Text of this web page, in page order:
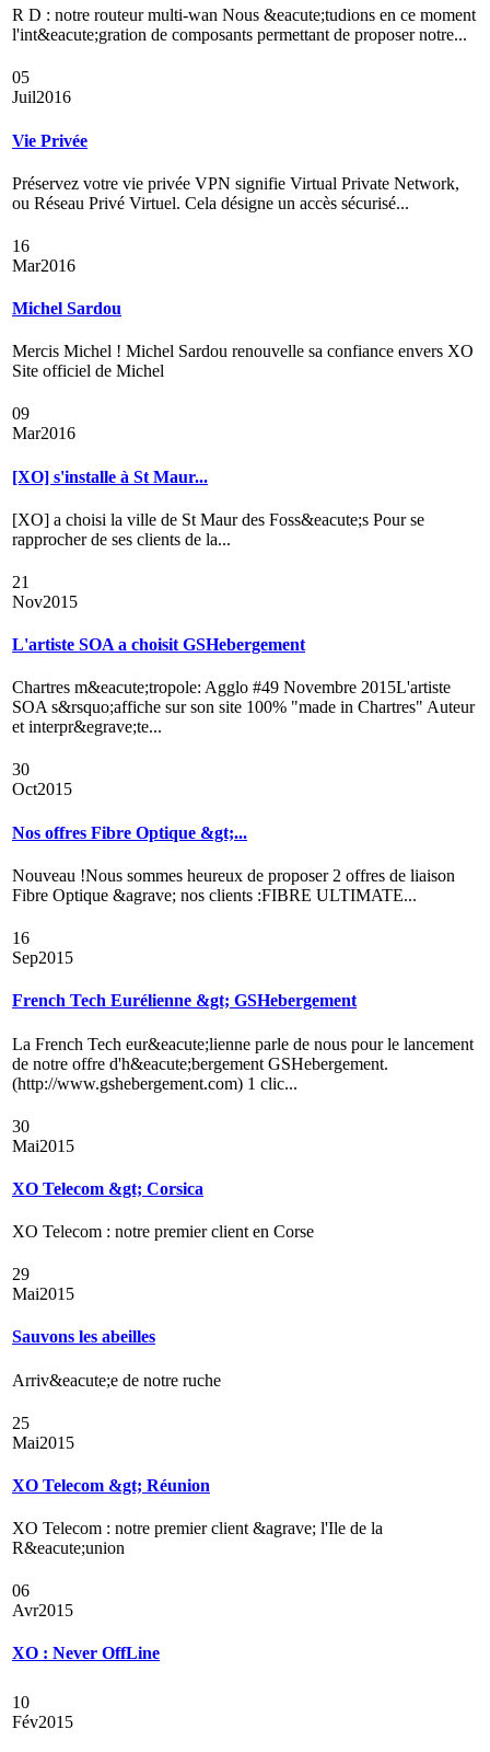
R D : notre routeur multi-wan Nous &eacute;tudions en ce moment
l'int&eacute;gration de composants permettant de proposer notre...
05
Juil2016
Vie Privée
Préservez votre vie privée VPN signifie Virtual Private Network,
ou Réseau Privé Virtuel. Cela désigne un accès sécurisé...
16
Mar2016
Michel Sardou
Mercis Michel ! Michel Sardou renouvelle sa confiance envers XO
Site officiel de Michel
09
Mar2016
[XO] s'installe à St Maur...
[XO] a choisi la ville de St Maur des Foss&eacute;s Pour se
rapprocher de ses clients de la...
21
Nov2015
L'artiste SOA a choisit GSHebergement
Chartres m&eacute;tropole: Agglo #49 Novembre 2015L'artiste
SOA s&rsquo;affiche sur son site 100% "made in Chartres" Auteur
et interpr&egrave;te...
30
Oct2015
Nos offres Fibre Optique &gt;...
Nouveau !Nous sommes heureux de proposer 2 offres de liaison
Fibre Optique &agrave; nos clients :FIBRE ULTIMATE...
16
Sep2015
French Tech Eurélienne &gt; GSHebergement
La French Tech eur&eacute;lienne parle de nous pour le lancement
de notre offre d'h&eacute;bergement GSHebergement.
(http://www.gshebergement.com) 1 clic...
30
Mai2015
XO Telecom &gt; Corsica
XO Telecom : notre premier client en Corse
29
Mai2015
Sauvons les abeilles
Arriv&eacute;e de notre ruche
25
Mai2015
XO Telecom &gt; Réunion
XO Telecom : notre premier client &agrave; l'Ile de la
R&eacute;union
06
Avr2015
XO : Never OffLine
10
Fév2015